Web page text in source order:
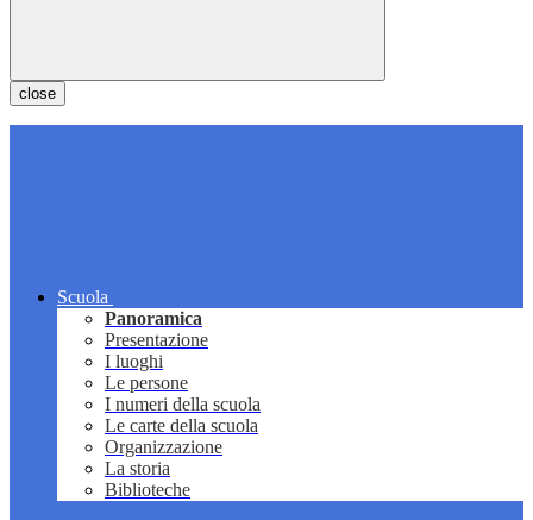
close
Scuola
Panoramica
Presentazione
I luoghi
Le persone
I numeri della scuola
Le carte della scuola
Organizzazione
La storia
Biblioteche